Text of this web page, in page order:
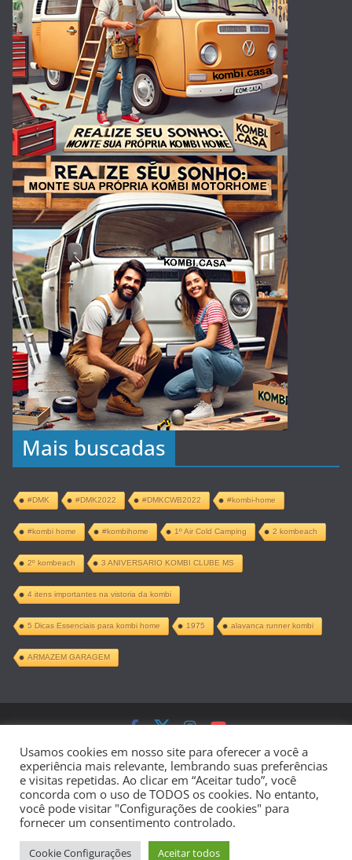
Mais buscadas
#DMK #DMK2022 #DMKCWB2022 #kombi-home
#kombi home #kombihome 1º Air Cold Camping 2 kombeach
2º kombeach 3 ANIVERSARIO KOMBI CLUBE MS
4 itens importantes na vistoria da kombi
5 Dicas Essenciais para kombi home 1975 alavanca runner kombi
ARMAZEM GARAGEM
Copyright © 2026Kombi Home –
Projeto Completo PDF. Todos os direitos
reservados.
Tema:ColorMagpor ThemeGrill.
Usamos cookies em nosso site para oferecer a você a
experiência mais relevante, lembrando suas preferências
e visitas repetidas. Ao clicar em “Aceitar tudo”, você
concorda com o uso de TODOS os cookies. No entanto,
você pode visitar "Configurações de cookies" para
fornecer um consentimento controlado.
Cookie Configurações Aceitar todos